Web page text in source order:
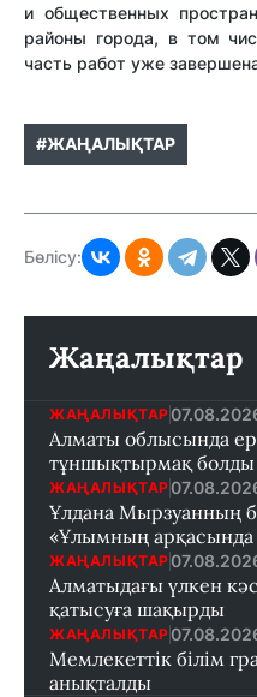
и общественных
районы города, в том
часть работ уже
#ЖАҢАЛЫҚТАР
Бөлісу:
Жаңалықтар
ЖАҢАЛЫҚТАР
Алматы облысында
тұншықтырмақ болды
ЖАҢАЛЫҚТАР
Ұлдана Мырзуанның
«Ұлымның арқасында
ЖАҢАЛЫҚТАР
Алматыдағы үлкен
қатысуға шақырды
ЖАҢАЛЫҚТАР
Мемлекеттік білім
анықталды